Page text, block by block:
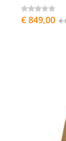
€ 849,00 €